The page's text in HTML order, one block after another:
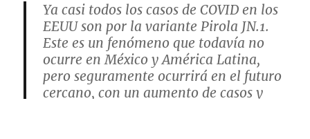
Ya casi todos los casos de COVID en los
EEUU son por la variante Pirola JN.1.
Este es un fenómeno que todavía no
ocurre en México y América Latina,
pero seguramente ocurrirá en el futuro
cercano, con un aumento de casos y